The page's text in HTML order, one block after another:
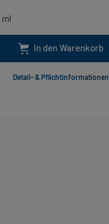
In den Warenkorb
Detail- & Pflichtinformationen